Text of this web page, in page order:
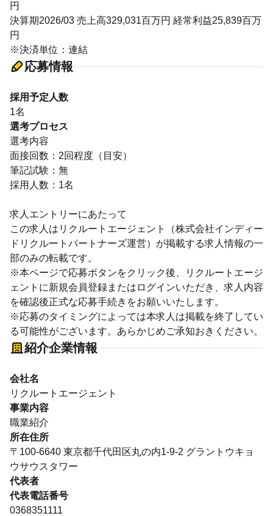
円
決算期2026/03 売上高329,031百万円 経常利益25,839百万
円
※決済単位：連結
応募情報
採用予定人数
1名
選考プロセス
選考内容
面接回数：2回程度（目安）
筆記試験：無
採用人数：1名
求人エントリーにあたって
この求人はリクルートエージェント（株式会社インディー
ドリクルートパートナーズ運営）が掲載する求人情報の一
部のみの転載です。
※本ページで応募ボタンをクリック後、リクルートエージ
ェントに新規会員登録またはログインいただき、求人内容
を確認後正式な応募手続きをお願いいたします。
※応募のタイミングによっては本求人は掲載を終了してい
る可能性がございます。あらかじめご承知おきください。
紹介企業情報
会社名
リクルートエージェント
事業内容
職業紹介
所在住所
〒100-6640 東京都千代田区丸の内1-9-2 グラントウキョ
ウサウスタワー
代表者
代表電話番号
0368351111